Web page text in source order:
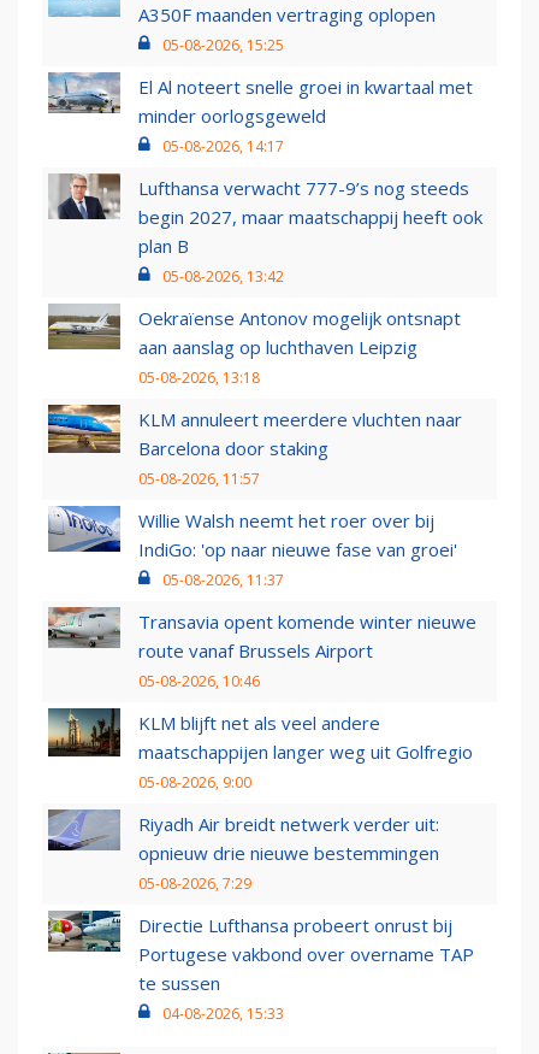
A350F maanden vertraging oplopen
05-08-2026, 15:25
El Al noteert snelle groei in kwartaal met
minder oorlogsgeweld
05-08-2026, 14:17
Lufthansa verwacht 777-9’s nog steeds
begin 2027, maar maatschappij heeft ook
plan B
05-08-2026, 13:42
Oekraïense Antonov mogelijk ontsnapt
aan aanslag op luchthaven Leipzig
05-08-2026, 13:18
KLM annuleert meerdere vluchten naar
Barcelona door staking
05-08-2026, 11:57
Willie Walsh neemt het roer over bij
IndiGo: 'op naar nieuwe fase van groei'
05-08-2026, 11:37
Transavia opent komende winter nieuwe
route vanaf Brussels Airport
05-08-2026, 10:46
KLM blijft net als veel andere
maatschappijen langer weg uit Golfregio
05-08-2026, 9:00
Riyadh Air breidt netwerk verder uit:
opnieuw drie nieuwe bestemmingen
05-08-2026, 7:29
Directie Lufthansa probeert onrust bij
Portugese vakbond over overname TAP
te sussen
04-08-2026, 15:33